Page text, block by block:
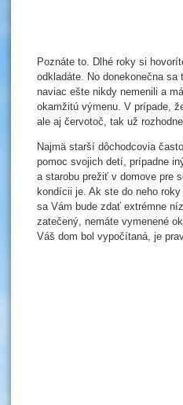
Poznáte to. Dlhé roky si
odkladáte. No donekonečna
naviac ešte nikdy nemenili a
okamžitú výmenu. V prípade,
ale aj červotoč, tak už
Najmä starší dôchodcovia
pomoc svojich detí, prípadne
a starobu prežiť v domove pre
kondícii je. Ak ste do neho
sa Vám bude zdať extrémne
zatečený, nemáte vymenené
Váš dom bol vypočítaná, je